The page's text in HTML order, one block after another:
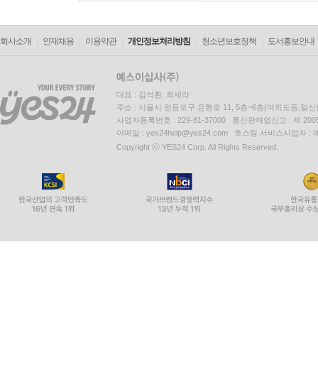
회사소개 인재채용 이용약관 개인정보처리방침 청소년보호정책 도서홍보안내
대표 : 김석환, 최세라
주소 : 서울시 영등포구 은행로 11, 5층~6층(여의도동,일신
사업자등록번호 : 229-81-37000 통신판매업신고 : 제
이메일 : yes24help@yes24.com 호스팅 서비스사업자 :
Copyright ⓒ YES24 Corp. All Rights Reserved.